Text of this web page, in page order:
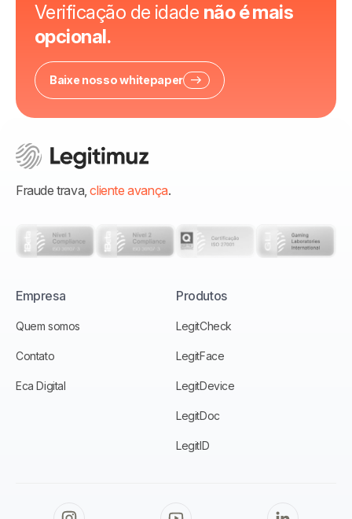
Verificação de idade não é mais
opcional.
Baixe nosso whitepaper
Fraude trava,cliente avança.
Empresa
Quem somos
Contato
Eca Digital
Produtos
LegitCheck
LegitFace
LegitDevice
LegitDoc
LegitID